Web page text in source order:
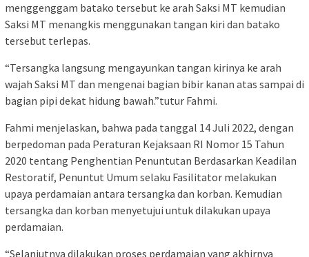
menggenggam batako tersebut ke arah Saksi MT kemudian
Saksi MT menangkis menggunakan tangan kiri dan batako
tersebut terlepas.
“Tersangka langsung mengayunkan tangan kirinya ke arah
wajah Saksi MT dan mengenai bagian bibir kanan atas sampai di
bagian pipi dekat hidung bawah.”tutur Fahmi.
Fahmi menjelaskan, bahwa pada tanggal 14 Juli 2022, dengan
berpedoman pada Peraturan Kejaksaan RI Nomor 15 Tahun
2020 tentang Penghentian Penuntutan Berdasarkan Keadilan
Restoratif, Penuntut Umum selaku Fasilitator melakukan
upaya perdamaian antara tersangka dan korban. Kemudian
tersangka dan korban menyetujui untuk dilakukan upaya
perdamaian.
“Selanjutnya dilakukan proses perdamaian yang akhirnya